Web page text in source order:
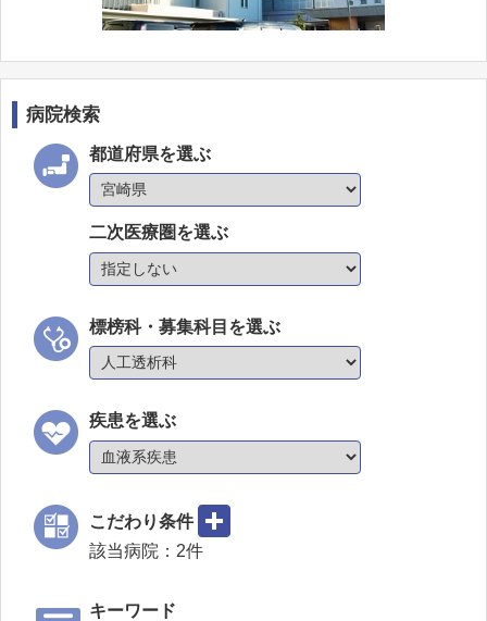
病院検索
都道府県を選ぶ
二次医療圏を選ぶ
標榜科・募集科目を選ぶ
疾患を選ぶ
こだわり条件
該当病院： 2件
キーワード